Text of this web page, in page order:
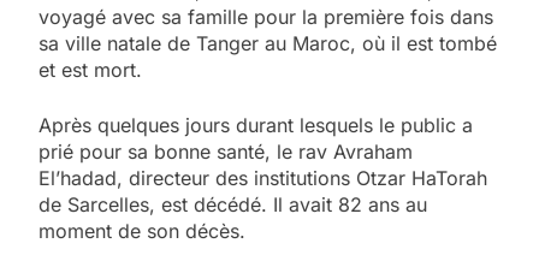
voyagé avec sa famille pour la première fois dans
sa ville natale de Tanger au Maroc, où il est tombé
et est mort.
Après quelques jours durant lesquels le public a
prié pour sa bonne santé, le rav Avraham
El’hadad, directeur des institutions Otzar HaTorah
de Sarcelles, est décédé. Il avait 82 ans au
moment de son décès.